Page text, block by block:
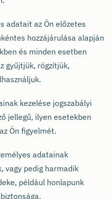
adatait az Ön előzetes
hozzájárulása alapján
és minden esetben
gyűjtjük, rögzítjük,
kezelése jogszabályi
jellegű, ilyen esetekben
Ön figyelmét.
adatainak
vagy pedig harmadik
például honlapunk